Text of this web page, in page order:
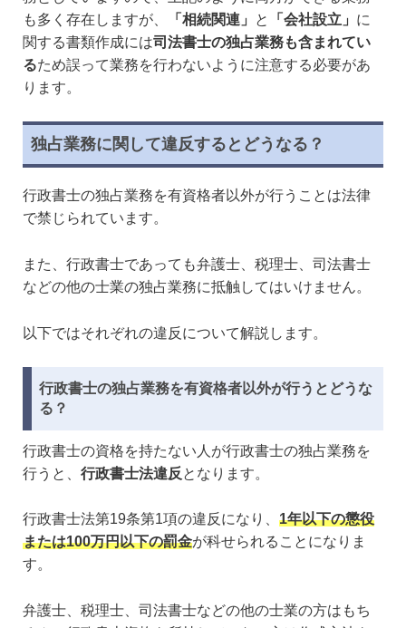
も多く存在しますが、
「相続関連」 と 「会社設立」 に
関する書類作成には司法書士の独占業務も含まれてい
るため誤って業務を行わないように注意する必要があ
ります。
独占業務に関して違反するとどうなる？
行政書士の独占業務を有資格者以外が行うことは法律
で禁じられています。
また、行政書士であっても弁護士、税理士、司法書士
などの他の士業の独占業務に抵触してはいけません。
以下ではそれぞれの違反について解説します。
行政書士の独占業務を有資格者以外が行うとどうな
る？
行政書士の資格を持たない人が行政書士の独占業務を
行うと、 行政書士法違反 となります。
行政書士法第19条第1項の違反になり、 1年以下の懲役
または100万円以下の罰金が科せられることになりま
す。
弁護士、税理士、司法書士などの他の士業の方はもち